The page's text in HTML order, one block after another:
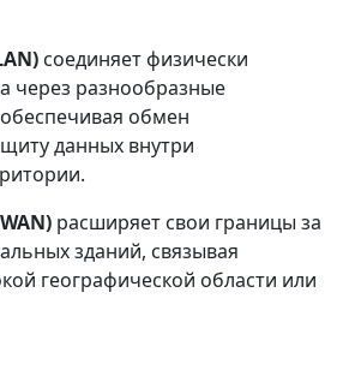
соединяет физически
через разнообразные
обмен
данных внутри
расширяет свои границы за
зданий, связывая
географической области или